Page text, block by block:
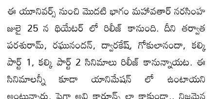
ఈ యూనివర్స్ నుంచి మొదటి భాగం మహావతార్ నరసింహ
జులై 25 న థియేటర్ లో రిలీజ్ కానుంది. దీని తర్వాత
పరశురామ్, రఘునందన్, ద్వారకేష్, గోకులానందా, కల్కి
పార్ట్ 1, కల్కి పార్ట్ 2 సినిమాలు రిలీజ్ కానున్నాయట. ఈ
సినిమాలన్నీ కూడా యానిమేషన్ లో ఉంటాయని